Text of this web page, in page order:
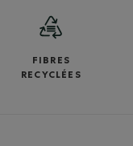
FIBRES
RECYCLÉES